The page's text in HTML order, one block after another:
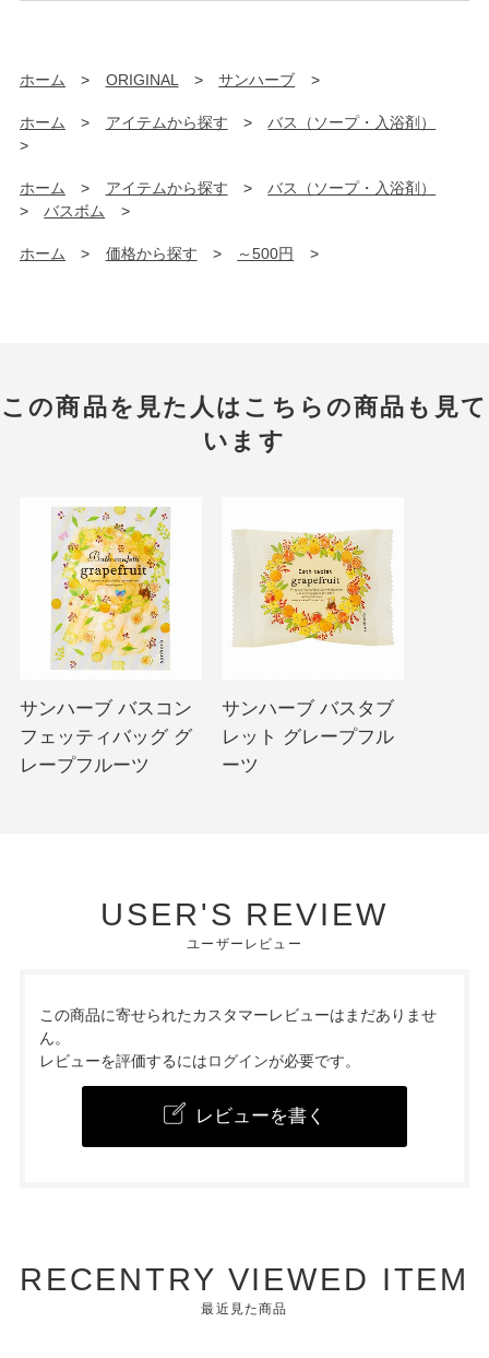
ホーム > ORIGINAL > サンハーブ >
ホーム > アイテムから探す >
バス（ソープ・入浴剤）
>
ホーム > アイテムから探す >
バス（ソープ・入浴剤）
>
バスボム >
ホーム > 価格から探す > ～500円 >
この商品を見た人はこちらの商品も見て
います
サンハーブ バスコン
フェッティバッグ グ
レープフルーツ
サンハーブ バスタブ
レット グレープフル
ーツ
USER'S REVIEW
ユーザーレビュー
この商品に寄せられたカスタマーレビューはまだありませ
ん。
レビューを評価するにはログインが必要です。
レビューを書く
RECENTRY VIEWED ITEM
最近見た商品